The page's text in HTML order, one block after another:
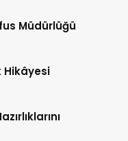
Müdürlüğü
Hikâyesi